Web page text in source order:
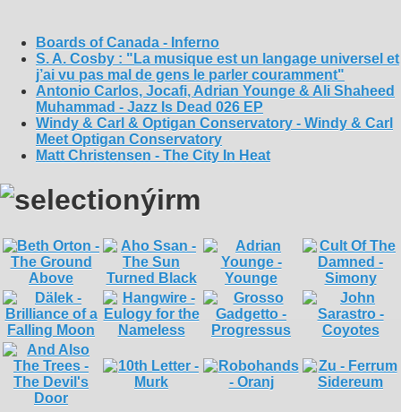
Boards of Canada - Inferno
S. A. Cosby : "La musique est un langage universel et
j’ai vu pas mal de gens le parler couramment"
Antonio Carlos, Jocafi, Adrian Younge & Ali Shaheed
Muhammad - Jazz Is Dead 026 EP
Windy & Carl & Optigan Conservatory - Windy & Carl
Meet Optigan Conservatory
Matt Christensen - The City In Heat